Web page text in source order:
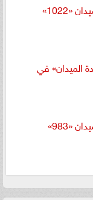
«1022»
الميدان» في
«983»